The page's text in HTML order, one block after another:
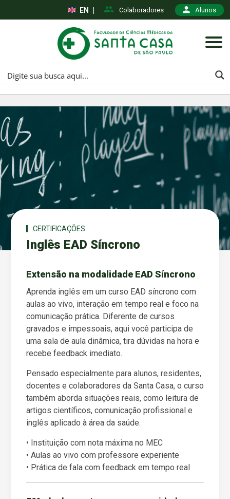
Colaboradores Alunos
EN
CERTIFICAÇÕES
Inglês EAD Síncrono
Extensão na modalidade EAD Síncrono
Aprenda inglês em um curso EAD síncrono com
aulas ao vivo, interação em tempo real e foco na
comunicação prática. Diferente de cursos
gravados e impessoais, aqui você participa de
uma sala de aula dinâmica, tira dúvidas na hora e
recebe feedback imediato.
Pensado especialmente para alunos, residentes,
docentes e colaboradores da Santa Casa, o curso
também aborda situações reais, como leitura de
artigos científicos, comunicação profissional e
inglês aplicado à área da saúde.
• Instituição com nota máxima no MEC
• Aulas ao vivo com professore experiente
• Prática de fala com feedback em tempo real